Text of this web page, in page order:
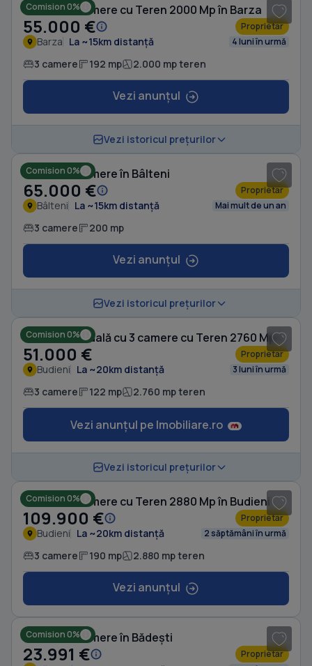
Comision 0%
Casă cu 3 camere cu Teren 2000 Mp în Barza
55.000 € Proprietar
Barza La ~15km distanță 4 luni în urmă
3 camere 192 mp 2.000 mp teren
Vezi anunțul
Vezi istoricul prețurilor
Comision 0%
Casă cu 3 camere în Bâlteni
65.000 € Proprietar
Bâlteni La ~15km distanță Mai mult de un an
3 camere 200 mp
Vezi anunțul
Vezi istoricul prețurilor
Comision 0% Casă individuală cu 3 camere cu Teren 2760 Mp în Budieni
51.000 € Proprietar
Budieni La ~20km distanță 3 luni în urmă
3 camere 122 mp 2.760 mp teren
Vezi anunțul pe Imobiliare.ro
Vezi istoricul prețurilor
Comision 0%
Casă cu 3 camere cu Teren 2880 Mp în Budieni
109.900 € Proprietar
Budieni La ~20km distanță 2 săptămâni în urmă
3 camere 190 mp 2.880 mp teren
Vezi anunțul
Comision 0%
Casă cu 3 camere în Bădești
23.991 € Proprietar